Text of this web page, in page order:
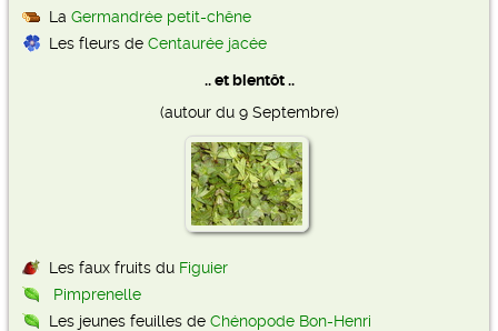
La Germandrée petit-chêne
Les fleurs de Centaurée jacée
.. et bientôt ..
(autour du 9 Septembre)
Les faux fruits du Figuier
Pimprenelle
Les jeunes feuilles de Chénopode Bon-Henri